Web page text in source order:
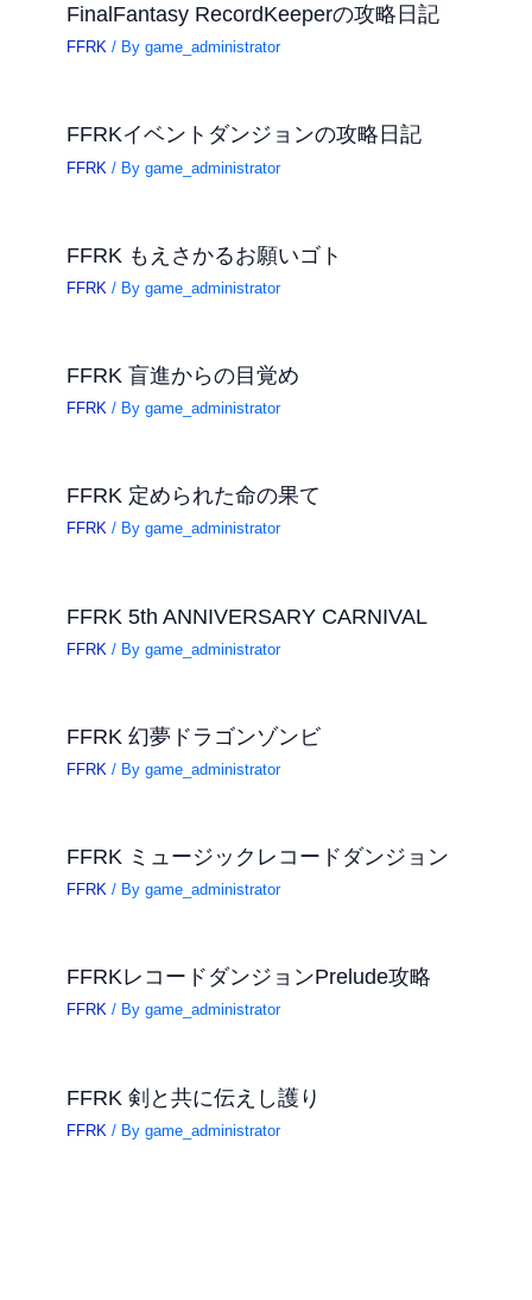
FinalFantasy RecordKeeperの攻略日記
FFRK / Bygame_administrator
FFRKイベントダンジョンの攻略日記
FFRK / Bygame_administrator
FFRK もえさかるお願いゴト
FFRK / Bygame_administrator
FFRK 盲進からの目覚め
FFRK / Bygame_administrator
FFRK 定められた命の果て
FFRK / Bygame_administrator
FFRK 5th ANNIVERSARY CARNIVAL
FFRK / Bygame_administrator
FFRK 幻夢ドラゴンゾンビ
FFRK / Bygame_administrator
FFRK ミュージックレコードダンジョン
FFRK / Bygame_administrator
FFRKレコードダンジョンPrelude攻略
FFRK / Bygame_administrator
FFRK 剣と共に伝えし護り
FFRK / Bygame_administrator